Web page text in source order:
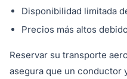
Disponibilidad limitada
Precios más altos
Reservar su transporte
asegura que un conductor